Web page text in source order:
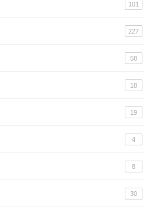
101
227
58
18
19
4
8
30